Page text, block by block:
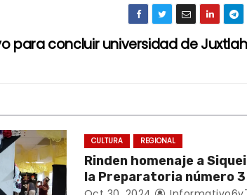
para concluir universidad de
CULTURA REGIONAL
Rinden homenaje a
la Preparatoria número 3